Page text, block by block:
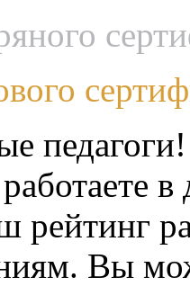
педагоги!
рейтинг
Вы